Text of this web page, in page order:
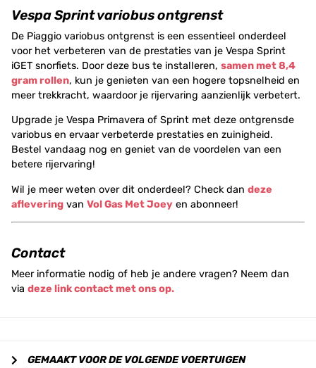
Vespa Sprint variobus ontgrenst
De Piaggio variobus ontgrenst is een essentieel onderdeel
voor het verbeteren van de prestaties van je Vespa Sprint
iGET snorfiets. Door deze bus te installeren, samen met 8,4
gram rollen, kun je genieten van een hogere topsnelheid en
meer trekkracht, waardoor je rijervaring aanzienlijk verbetert.
Upgrade je Vespa Primavera of Sprint met deze ontgrensde
variobus en ervaar verbeterde prestaties en zuinigheid.
Bestel vandaag nog en geniet van de voordelen van een
betere rijervaring!
Wil je meer weten over dit onderdeel? Check dan deze
aflevering van Vol Gas Met Joey en abonneer!
Contact
Meer informatie nodig of heb je andere vragen? Neem dan
via deze link contact met ons op.
GEMAAKT VOOR DE VOLGENDE VOERTUIGEN